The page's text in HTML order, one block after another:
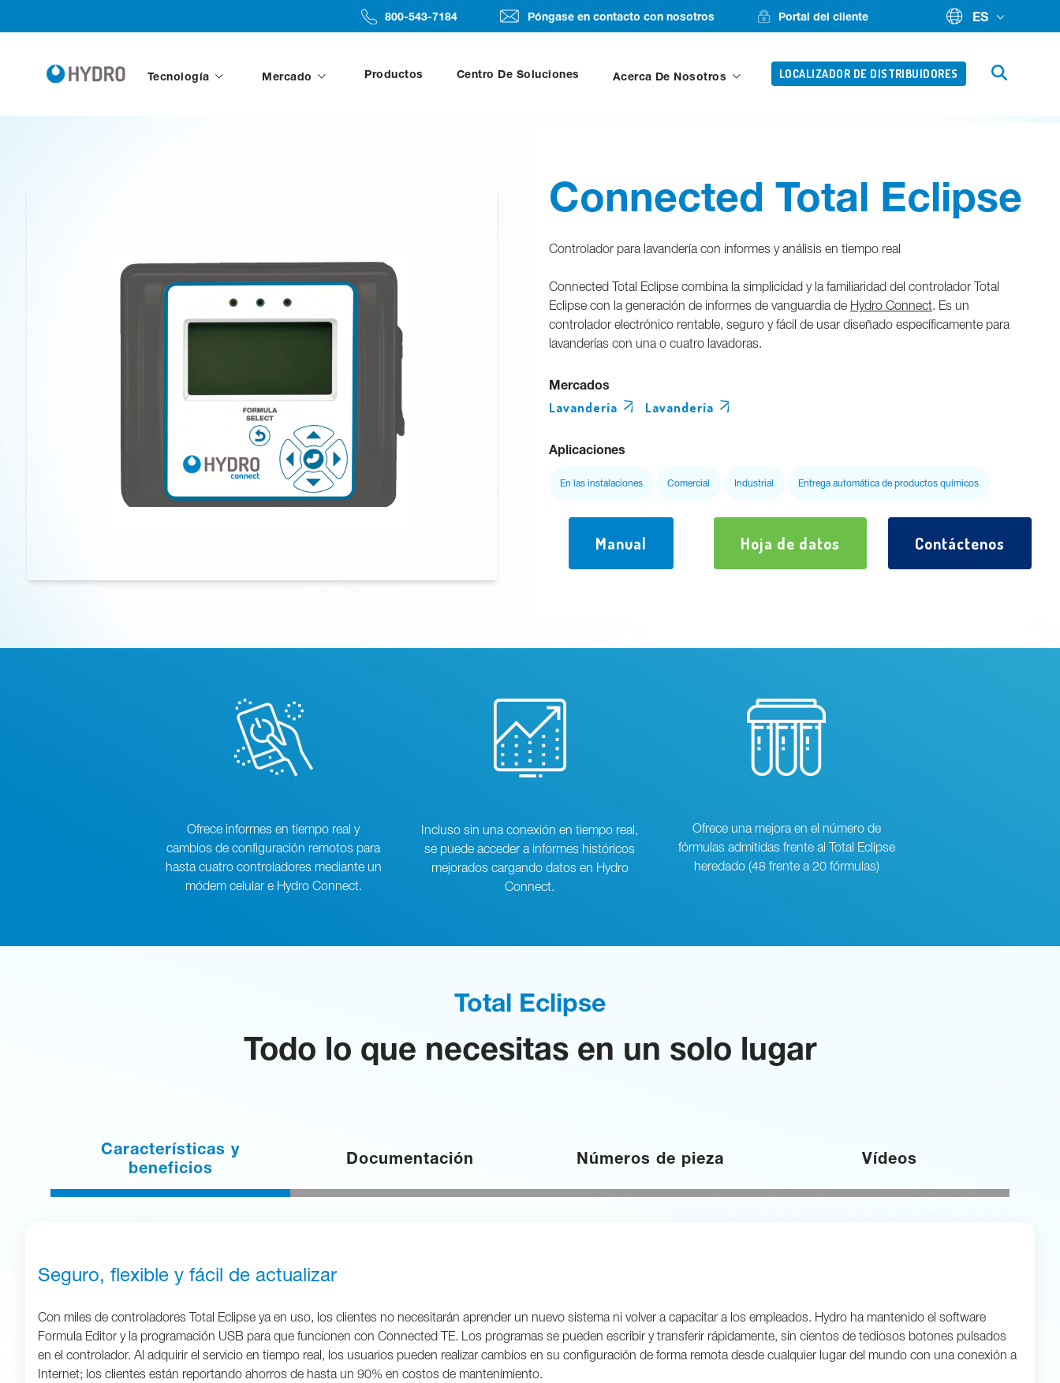
800-543-7184 Póngase en contacto con nosotros Portal del cliente ES
Tecnología Mercado Productos Centro De Soluciones Acerca De Nosotros LOCALIZADOR DE DISTRIBUIDORES
Connected Total Eclipse
Controlador para lavandería con informes y análisis en tiempo real
Connected Total Eclipse combina la simplicidad y la familiaridad del controlador Total
Eclipse con la generación de informes de vanguardia de Hydro Connect. Es un
controlador electrónico rentable, seguro y fácil de usar diseñado específicamente para
lavanderías con una o cuatro lavadoras.
Mercados
Lavandería Lavandería
Aplicaciones
En las instalaciones Comercial Industrial Entrega automática de productos químicos
Manual Hoja de datos Contáctenos
Ofrece informes en tiempo real y
cambios de configuración remotos para
hasta cuatro controladores mediante un
módem celular e Hydro Connect.
Incluso sin una conexión en tiempo real,
se puede acceder a informes históricos
mejorados cargando datos en Hydro
Connect.
Ofrece una mejora en el número de
fórmulas admitidas frente al Total Eclipse
heredado (48 frente a 20 fórmulas)
Total Eclipse
Todo lo que necesitas en un solo lugar
Características y
beneficios
Documentación Números de pieza Vídeos
Seguro, flexible y fácil de actualizar
Con miles de controladores Total Eclipse ya en uso, los clientes no necesitarán aprender un nuevo sistema ni volver a capacitar a los empleados. Hydro ha mantenido el software
Formula Editor y la programación USB para que funcionen con Connected TE. Los programas se pueden escribir y transferir rápidamente, sin cientos de tediosos botones pulsados
en el controlador. Al adquirir el servicio en tiempo real, los usuarios pueden realizar cambios en su configuración de forma remota desde cualquier lugar del mundo con una conexión a
Internet; los clientes están reportando ahorros de hasta un 90% en costos de mantenimiento.